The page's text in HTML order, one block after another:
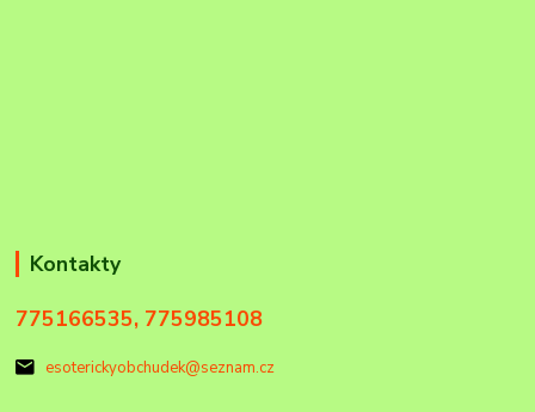
Kontakty
775166535, 775985108
esoterickyobchudek@seznam.cz